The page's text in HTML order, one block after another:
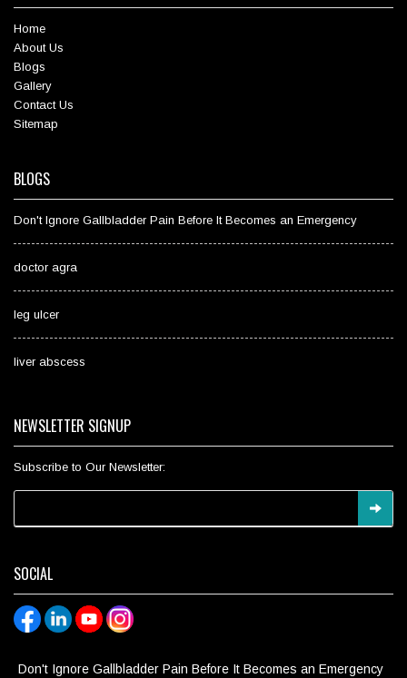
Home
About Us
Blogs
Gallery
Contact Us
Sitemap
BLOGS
Don't Ignore Gallbladder Pain Before It Becomes an Emergency
doctor agra
leg ulcer
liver abscess
NEWSLETTER SIGNUP
Subscribe to Our Newsletter:
SOCIAL
Don't Ignore Gallbladder Pain Before It Becomes an Emergency